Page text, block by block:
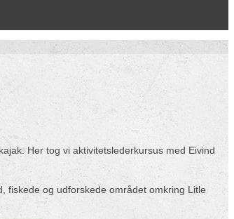
Her tog vi aktivitetslederkursus med Eivind
fiskede og udforskede området omkring Litle